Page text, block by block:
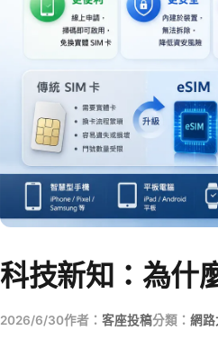
科技新知：為什
2026/6/30作者： 客座投稿分類： 網路